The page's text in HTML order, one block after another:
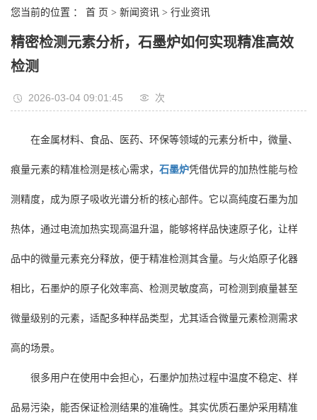
您当前的位置 ： 首 页 > 新闻资讯 > 行业资讯
精密检测元素分析，石墨炉如何实现精准高效
检测
2026-03-04 09:01:45 次
在金属材料、食品、医药、环保等领域的元素分析中，微量、
痕量元素的精准检测是核心需求， 石墨炉凭借优异的加热性能与检
测精度，成为原子吸收光谱分析的核心部件。它以高纯度石墨为加
热体，通过电流加热实现高温升温，能够将样品快速原子化，让样
品中的微量元素充分释放，便于精准检测其含量。与火焰原子化器
相比，石墨炉的原子化效率高、检测灵敏度高，可检测到痕量甚至
微量级别的元素，适配多种样品类型，尤其适合微量元素检测需求
高的场景。
很多用户在使用中会担心，石墨炉加热过程中温度不稳定、样
品易污染，能否保证检测结果的准确性。其实优质石墨炉采用精准